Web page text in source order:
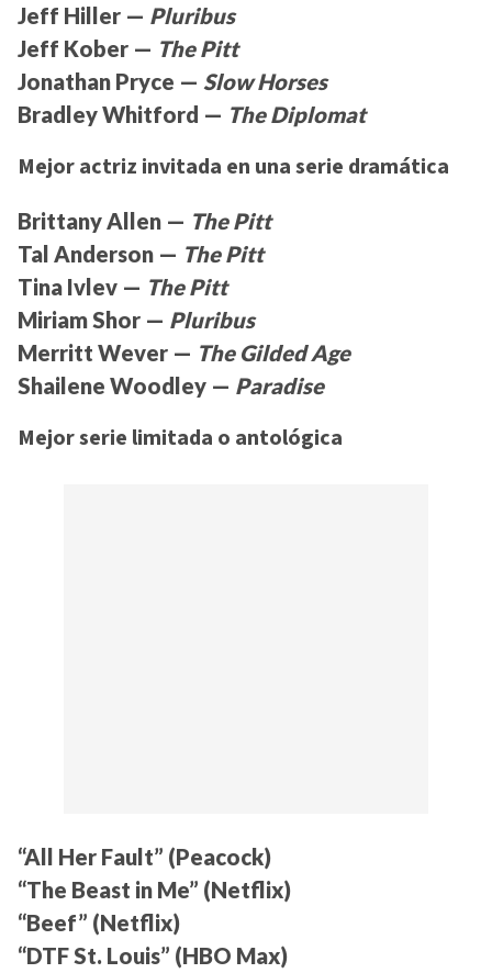
Jeff Hiller — Pluribus
Jeff Kober — The Pitt
Jonathan Pryce — Slow Horses
Bradley Whitford — The Diplomat
Mejor actriz invitada en una serie dramática
Brittany Allen — The Pitt
Tal Anderson — The Pitt
Tina Ivlev — The Pitt
Miriam Shor — Pluribus
Merritt Wever — The Gilded Age
Shailene Woodley — Paradise
Mejor serie limitada o antológica
“All Her Fault” (Peacock)
“The Beast in Me” (Netflix)
“Beef” (Netflix)
“DTF St. Louis” (HBO Max)